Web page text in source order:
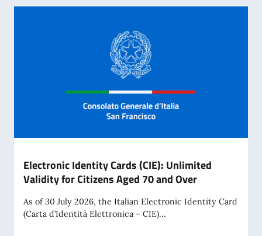
Electronic Identity Cards (CIE): Unlimited
Validity for Citizens Aged 70 and Over
As of 30 July 2026, the Italian Electronic Identity Card
(Carta d’Identità Elettronica – CIE)...